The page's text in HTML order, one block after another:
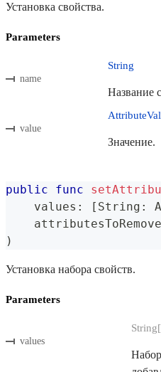
Установка свойства.
Parameters
name
String
Название
value
Значение.
public func
    values
: [ String :
    attributesToRemove
)
Установка набора свойств.
Parameters
values